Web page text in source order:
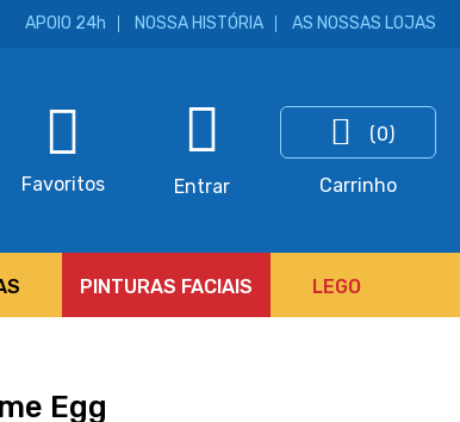
APOIO 24h NOSSA HISTÓRIA AS NOSSAS LOJAS
Favoritos Entrar
(0)
Carrinho
PINTURAS FACIAIS LEGO
Egg